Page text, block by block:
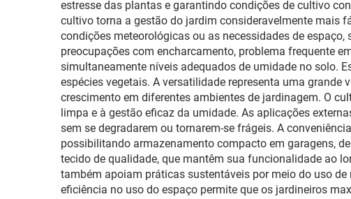
estresse das plantas e garantindo condições de cultivo
cultivo torna a gestão do jardim consideravelmente mais
condições meteorológicas ou as necessidades de
preocupações com encharcamento, problema frequente
simultaneamente níveis adequados de umidade no solo.
espécies vegetais. A versatilidade representa uma
crescimento em diferentes ambientes de jardinagem. O
limpa e à gestão eficaz da umidade. As aplicações
sem se degradarem ou tornarem-se frágeis. A
possibilitando armazenamento compacto em garagens,
tecido de qualidade, que mantêm sua funcionalidade ao
também apoiam práticas sustentáveis por meio do uso
eficiência no uso do espaço permite que os jardineiros